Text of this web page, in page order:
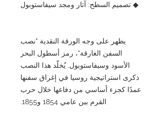
◆ تصميم السطح: آثار ومجد سيفاستوبول
يظهر على وجه الورقة النقدية "نصب
السفن الغارقة"، رمز أسطول البحر
الأسود وسيفاستوبول. يُخلّد هذا النصب
ذكرى استراتيجية روسيا في إغراق سفنها
عمدًا كجزء أساسي من دفاعها خلال حرب
القرم بين عامي 1854 و1855.